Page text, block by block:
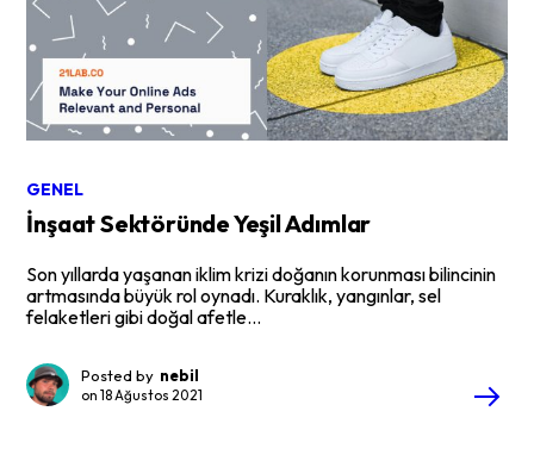
GENEL
İnşaat Sektöründe Yeşil Adımlar
Son yıllarda yaşanan iklim krizi doğanın korunması bilincinin
artmasında büyük rol oynadı. Kuraklık, yangınlar, sel
felaketleri gibi doğal afetle...
Posted by nebil
on 18 Ağustos 2021